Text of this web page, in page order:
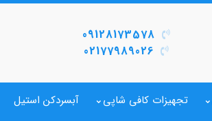
09128173578
02177989026
تجهیزات کافی شاپی آبسردکن استیل